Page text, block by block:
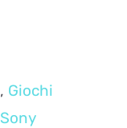
, Giochi
Sony